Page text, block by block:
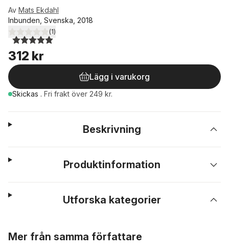
Av Mats Ekdahl
Inbunden, Svenska, 2018
5,0utav 5 stjärnor. Totalt antal röster:
(1)
312 kr
Lägg i varukorg
Skickas . Fri frakt över 249 kr.
Beskrivning
Produktinformation
Utforska kategorier
Mer från samma författare